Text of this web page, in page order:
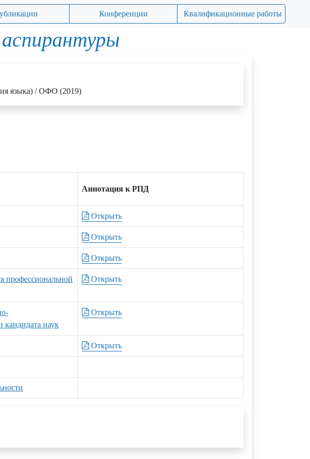
Конференции Квалификационные работы
языка) / ОФО (2019)
Аннотация к РПД
Открыть
Открыть
Открыть
профессиональной
Открыть
кандидата наук
Открыть
Открыть